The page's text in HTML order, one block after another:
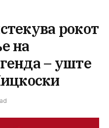
рокот
на
– уште